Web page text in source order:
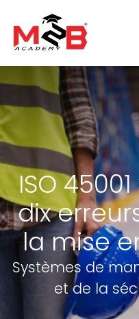
ISO
dix
la mise
Systèmes de
et de la